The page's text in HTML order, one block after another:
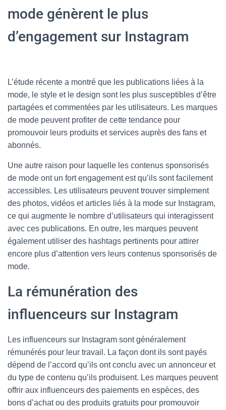
mode génèrent le plus
d’engagement sur Instagram
L’étude récente a montré que les publications liées à la
mode, le style et le design sont les plus susceptibles d’être
partagées et commentées par les utilisateurs. Les marques
de mode peuvent profiter de cette tendance pour
promouvoir leurs produits et services auprès des fans et
abonnés.
Une autre raison pour laquelle les contenus sponsorisés
de mode ont un fort engagement est qu’ils sont facilement
accessibles. Les utilisateurs peuvent trouver simplement
des photos, vidéos et articles liés à la mode sur Instagram,
ce qui augmente le nombre d’utilisateurs qui interagissent
avec ces publications. En outre, les marques peuvent
également utiliser des hashtags pertinents pour attirer
encore plus d’attention vers leurs contenus sponsorisés de
mode.
La rémunération des
influenceurs sur Instagram
Les influenceurs sur Instagram sont généralement
rémunérés pour leur travail. La façon dont ils sont payés
dépend de l’accord qu’ils ont conclu avec un annonceur et
du type de contenu qu’ils produisent. Les marques peuvent
offrir aux influenceurs des paiements en espèces, des
bons d’achat ou des produits gratuits pour promouvoir